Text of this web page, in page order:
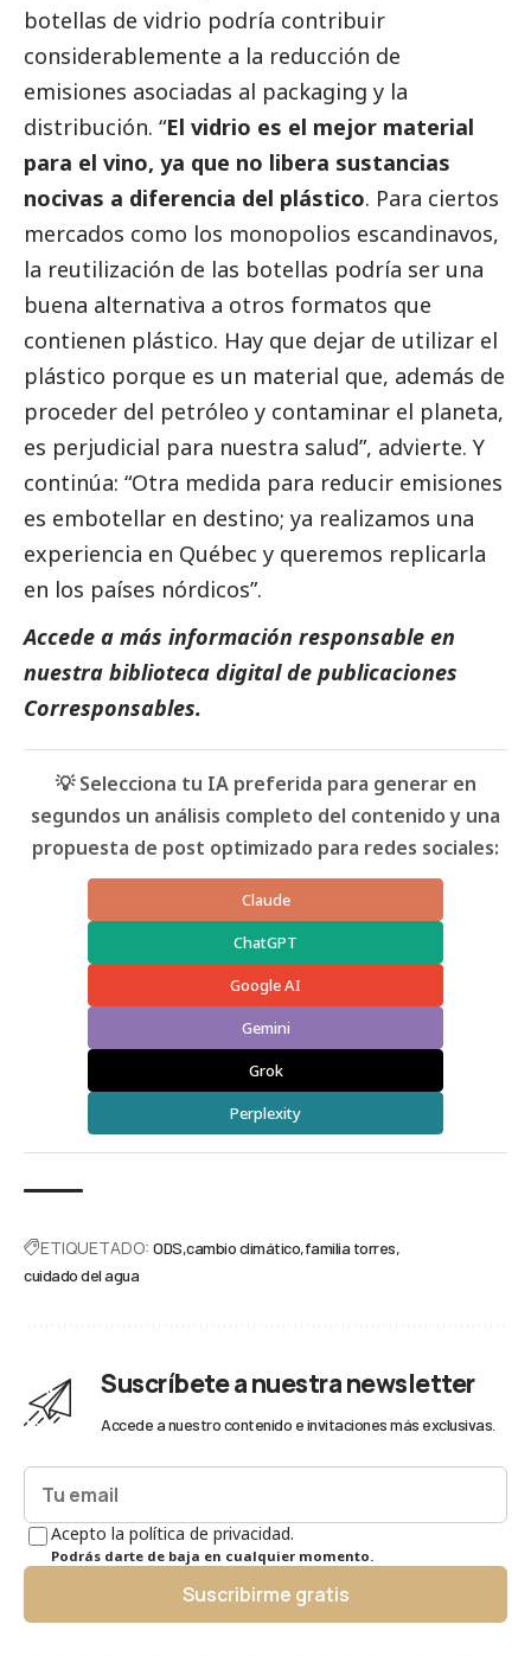
botellas de vidrio podría contribuir
considerablemente a la reducción de
emisiones asociadas al packaging y la
distribución. “El vidrio es el mejor material
para el vino, ya que no libera sustancias
nocivas a diferencia del plástico. Para ciertos
mercados como los monopolios escandinavos,
la reutilización de las botellas podría ser una
buena alternativa a otros formatos que
contienen plástico. Hay que dejar de utilizar el
plástico porque es un material que, además de
proceder del petróleo y contaminar el planeta,
es perjudicial para nuestra salud”, advierte. Y
continúa: “Otra medida para reducir emisiones
es embotellar en destino; ya realizamos una
experiencia en Québec y queremos replicarla
en los países nórdicos”.
Accede a más información responsable en
nuestra biblioteca digital de publicaciones
Corresponsables.
💡 Selecciona tu IA preferida para generar en
segundos un análisis completo del contenido y una
propuesta de post optimizado para redes sociales:
Claude
ChatGPT
Google AI
Gemini
Grok
Perplexity
ETIQUETADO: ODS cambio climático familia torres
cuidado del agua
Suscríbete a nuestra newsletter
Accede a nuestro contenido e invitaciones más exclusivas.
Acepto la política de privacidad.
Podrás darte de baja en cualquier momento.
Suscribirme gratis